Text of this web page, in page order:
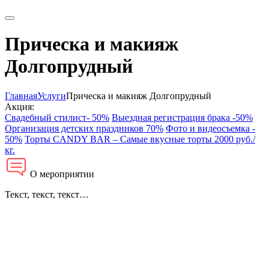
Прическа и макияж
Долгопрудный
ГлавнаяУслугиПрическа и макияж Долгопрудный
Акция:
Свадебный стилист- 50% Выездная регистрация брака -50%
Организация детских праздников 70% Фото и видеосъемка -
50% Торты CANDY BAR – Самые вкусные торты 2000 руб./
кг.
О мероприятии
Текст, текст, текст…